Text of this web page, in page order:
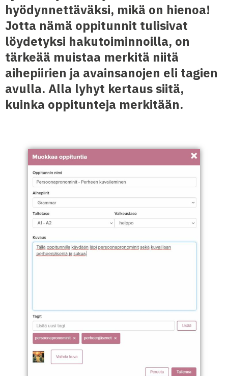
hyödynnettäväksi, mikä on hienoa!
Jotta nämä oppitunnit tulisivat
löydetyksi hakutoiminnoilla, on
tärkeää muistaa merkitä niitä
aihepiirien ja avainsanojen eli tagien
avulla. Alla lyhyt kertaus siitä,
kuinka oppitunteja merkitään.